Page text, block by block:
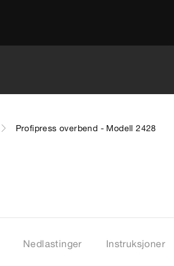
Profipress overbend - Modell 2428
Nedlastinger Instruksjoner